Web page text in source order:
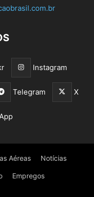
Instagram
Telegram X
Aéreas Notícias
Empregos